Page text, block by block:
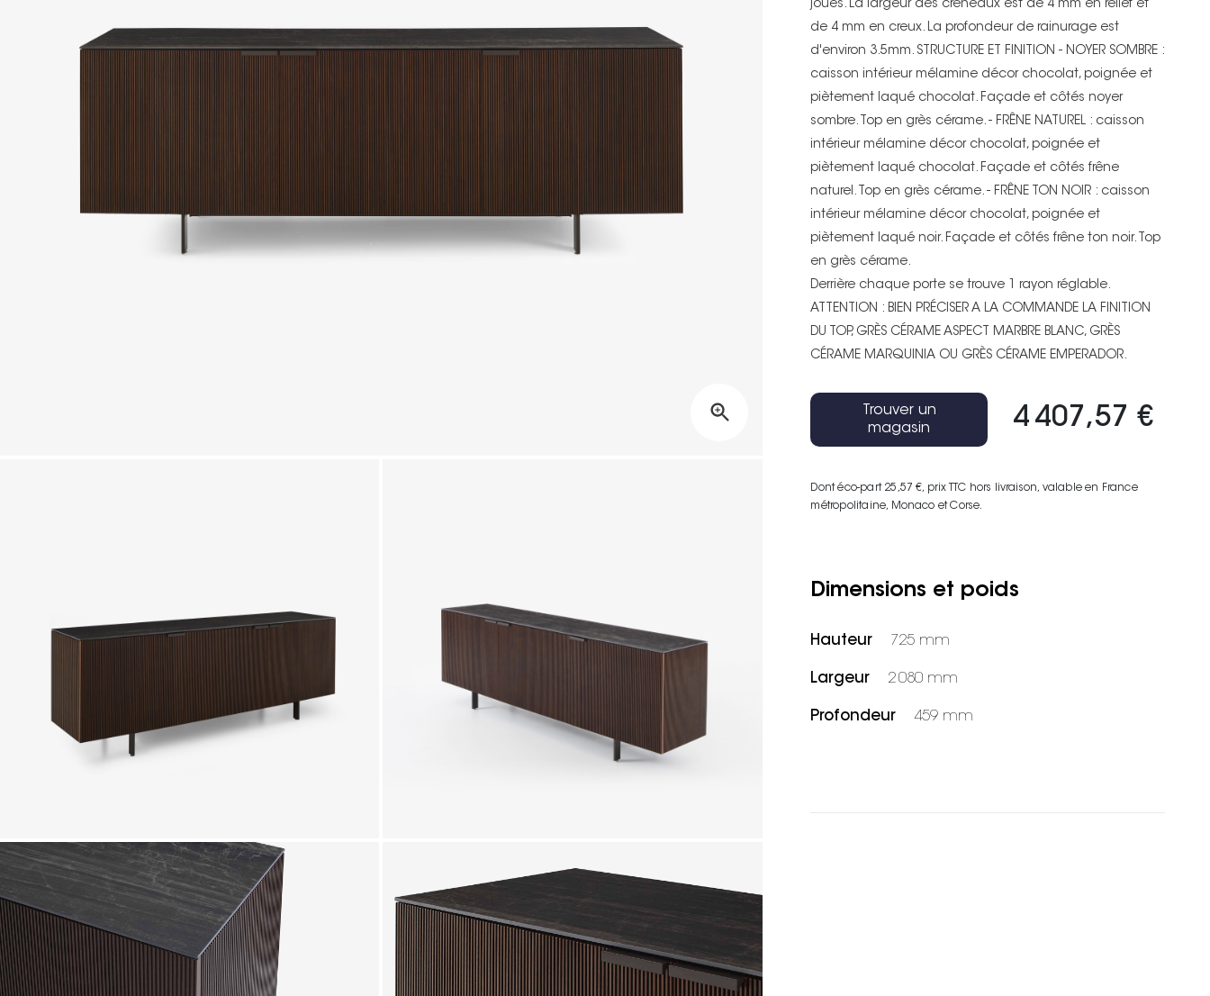
joues. La largeur des créneaux est de 4 mm en relief et
de 4 mm en creux. La profondeur de rainurage est
d'environ 3.5mm. STRUCTURE ET FINITION - NOYER SOMBRE :
caisson intérieur mélamine décor chocolat, poignée et
piètement laqué chocolat. Façade et côtés noyer
sombre. Top en grès cérame. - FRÊNE NATUREL : caisson
intérieur mélamine décor chocolat, poignée et
piètement laqué chocolat. Façade et côtés frêne
naturel. Top en grès cérame. - FRÊNE TON NOIR : caisson
intérieur mélamine décor chocolat, poignée et
piètement laqué noir. Façade et côtés frêne ton noir. Top
en grès cérame.
Derrière chaque porte se trouve 1 rayon réglable.
ATTENTION : BIEN PRÉCISER A LA COMMANDE LA FINITION
DU TOP, GRÈS CÉRAME ASPECT MARBRE BLANC, GRÈS
CÉRAME MARQUINIA OU GRÈS CÉRAME EMPERADOR.
4 407,57 €
Dont éco-part 25,57 €, prix TTC hors livraison, valable en France
métropolitaine, Monaco et Corse.
Trouver un
magasin
Dimensions et poids
Hauteur 725 mm
Largeur 2 080 mm
Profondeur 459 mm